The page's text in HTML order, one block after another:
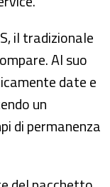
il tradizionale
Al suo
date e
un
di permanenza